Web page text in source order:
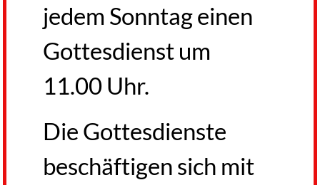
jedem Sonntag einen
Gottesdienst um
11.00 Uhr.
Die Gottesdienste
beschäftigen sich mit